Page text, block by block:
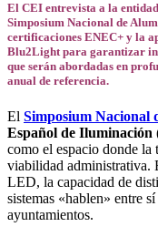
El CEI entrevista a la
Simposium Nacional de
certificaciones ENEC+ y la
Blu2Light para garantizar
que serán abordadas en
anual de referencia.
El Simposium Nacional
Español de Iluminación
como el espacio donde la
viabilidad administrativa.
LED, la capacidad de
sistemas «hablen» entre
ayuntamientos.